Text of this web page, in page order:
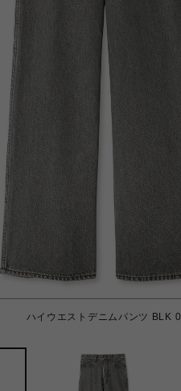
ハイウエストデニムパンツ BLK 0